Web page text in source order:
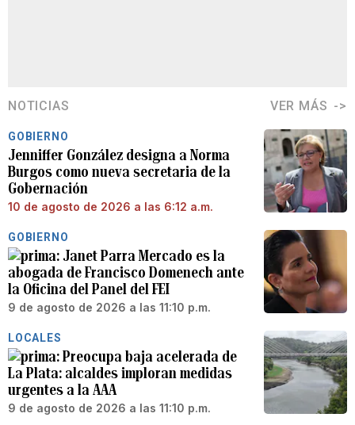
NOTICIAS VER MÁS
GOBIERNO
Jenniffer González designa a Norma
Burgos como nueva secretaria de la
Gobernación
10 de agosto de 2026 a las 6:12 a.m.
GOBIERNO
Janet Parra Mercado es la
abogada de Francisco Domenech ante
la Oficina del Panel del FEI
9 de agosto de 2026 a las 11:10 p.m.
LOCALES
Preocupa baja acelerada de
La Plata: alcaldes imploran medidas
urgentes a la AAA
9 de agosto de 2026 a las 11:10 p.m.